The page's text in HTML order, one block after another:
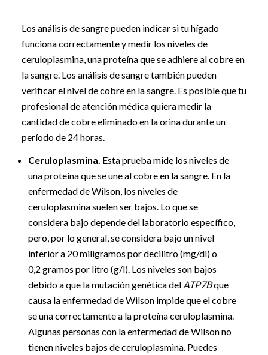
Los análisis de sangre pueden indicar si tu hígado
funciona correctamente y medir los niveles de
ceruloplasmina, una proteína que se adhiere al cobre en
la sangre. Los análisis de sangre también pueden
verificar el nivel de cobre en la sangre. Es posible que tu
profesional de atención médica quiera medir la
cantidad de cobre eliminado en la orina durante un
período de 24 horas.
Ceruloplasmina. Esta prueba mide los niveles de
una proteína que se une al cobre en la sangre. En la
enfermedad de Wilson, los niveles de
ceruloplasmina suelen ser bajos. Lo que se
considera bajo depende del laboratorio específico,
pero, por lo general, se considera bajo un nivel
inferior a 20 miligramos por decilitro (mg/dl) o
0,2 gramos por litro (g/l). Los niveles son bajos
debido a que la mutación genética del ATP7Bque
causa la enfermedad de Wilson impide que el cobre
se una correctamente a la proteína ceruloplasmina.
Algunas personas con la enfermedad de Wilson no
tienen niveles bajos de ceruloplasmina. Puedes